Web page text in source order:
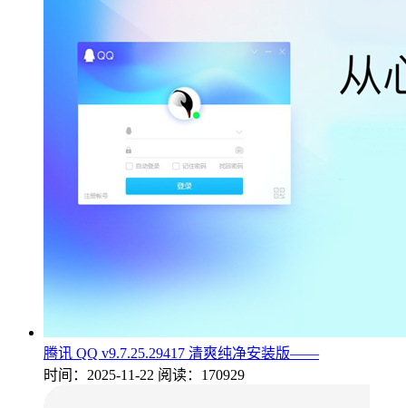
腾讯 QQ v9.7.25.29417 清爽纯净安装版——
时间：2025-11-22 阅读：170929